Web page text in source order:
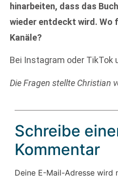
hinarbeiten, dass das
wieder entdeckt wird. Wo
Kanäle?
Bei Instagram oder TikTok
Die Fragen stellte Christian
Schreibe
Kommentar
Deine E-Mail-Adresse